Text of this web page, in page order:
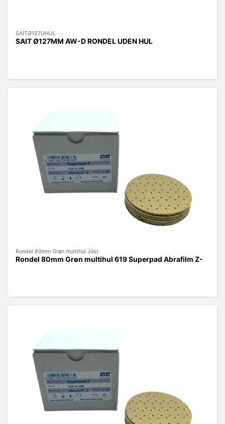
SAITØ127UHUL
SAIT Ø127MM AW-D RONDEL UDEN HUL
Rondel 80mm Grøn multihul Jöst
Rondel 80mm Grøn multihul 619 Superpad Abrafilm Z-